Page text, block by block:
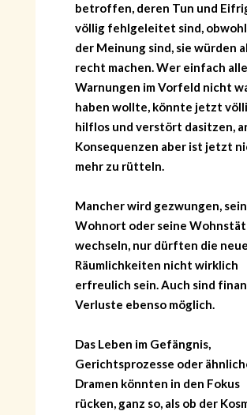
betroffen, deren Tun und
völlig fehlgeleitet sind, obwohl
der Meinung sind, sie würden
recht machen. Wer einfach alle
Warnungen im Vorfeld nicht
haben wollte, könnte jetzt
hilflos und verstört dasitzen,
Konsequenzen aber ist jetzt
mehr zu rütteln.
Mancher wird gezwungen, sein
Wohnort oder seine
wechseln, nur dürften die
Räumlichkeiten nicht wirklich
erfreulich sein. Auch sind
Verluste ebenso möglich.
Das Leben im Gefängnis,
Gerichtsprozesse oder
Dramen könnten in den Fokus
rücken, ganz so, als ob der